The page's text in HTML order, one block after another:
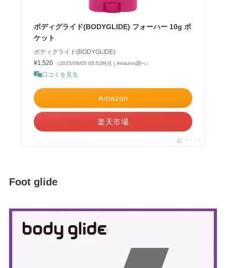
ボディグライド(BODYGLIDE) フォーハー 10g ポ
ケット
ボディグライド(BODYGLIDE)
¥1,520
（2025/06/05 05:52時点 | Amazon調べ）
口コミを見る
Amazon
楽天市場
ポチップ
Foot glide